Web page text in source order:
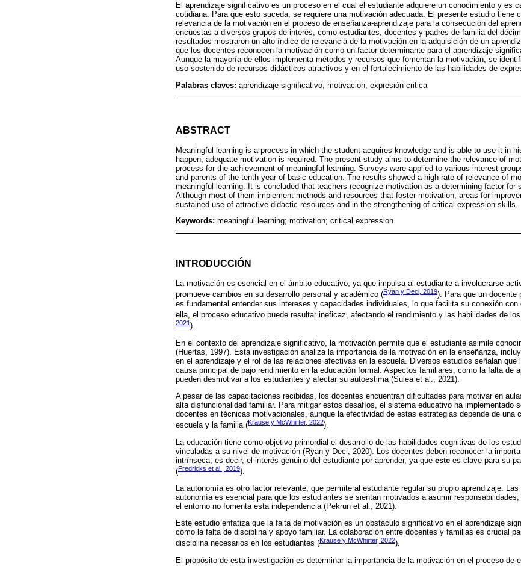
El aprendizaje significativo es un proceso en el cual el estudiante adquiere un conocimiento y es
cotidiana. Para que esto suceda, se requiere una motivación adecuada. El presente estudio tiene
relevancia de la motivación en el proceso de enseñanza-aprendizaje para la consecución del
encuestas a diversos grupos de interés, como estudiantes, docentes y padres de familia del
resultados mostraron un alto índice de relevancia de la motivación en la adquisición de un
que los docentes reconocen la motivación como un factor determinante para el aprendizaje
Aunque la mayoría de ellos implementa métodos y recursos que fomentan la motivación, se
uso sostenido de recursos didácticos atractivos y en el fortalecimiento de las habilidades de
Palabras claves: aprendizaje significativo; motivación; expresión critica
ABSTRACT
Meaningful learning is a process in which the student acquires knowledge and is able to use it in
happen, adequate motivation is required. The present study aims to determine the relevance of
process for the achievement of meaningful learning. Surveys were applied to various interest
and parents of the tenth year of basic education. The results showed a high rate of relevance of
meaningful learning. It is concluded that teachers recognize motivation as a determining factor for
Although most of them implement methods and resources that foster motivation, areas for
sustained use of attractive didactic resources and in the strengthening of critical expression skills.
Keywords: meaningful learning; motivation; critical expression
INTRODUCCIÓN
La motivación es esencial en el ámbito educativo, ya que impulsa al estudiante a involucrarse
promueve cambios en su desarrollo personal y académico (Ryan y Deci, 2019). Para que un docente
es fundamental entender sus intereses y capacidades individuales, lo que facilita su conexión
ella, el proceso educativo puede resultar ineficaz, afectando el rendimiento y las habilidades de
2021 ).
En el contexto del aprendizaje significativo, la motivación permite que el estudiante asimile
(Huertas, 1997). Esta investigación analiza la importancia de la motivación en la enseñanza,
en el aprendizaje y el rol de las relaciones afectivas en la escuela. Diversos estudios señalan que
causa principal de bajo rendimiento en la educación formal. Aspectos familiares, como la falta de
pueden desmotivar a los estudiantes y afectar su autoestima (Sulea et al., 2021).
A pesar de las capacitaciones recibidas, los docentes encuentran dificultades para motivar en
alta disfuncionalidad familiar. Para mitigar estos desafíos, el sistema educativo ha implementado
docentes en técnicas motivacionales, aunque la efectividad de estas estrategias depende de una
escuela y la familia (Krause y McWhirter, 2022).
La educación tiene como objetivo primordial el desarrollo de las habilidades cognitivas de los
vinculadas a su nivel de motivación (Ryan y Deci, 2020). Los docentes deben reconocer la
intrínseca, es decir, el interés genuino del estudiante por aprender, ya que este es clave para su
(Fredricks et al., 2019).
La autonomía es otro factor relevante, que permite al estudiante regular su propio aprendizaje.
autonomía es esencial para que los estudiantes se sientan motivados a asumir
el entorno no fomenta esta independencia (Pekrun et al., 2021).
Este estudio enfatiza que la falta de motivación es un obstáculo significativo en el aprendizaje
como la falta de disciplina y apoyo familiar. La colaboración entre docentes y familias es crucial
disciplina necesarios en los estudiantes (Krause y McWhirter, 2022).
El propósito de esta investigación es determinar la importancia de la motivación en el proceso de